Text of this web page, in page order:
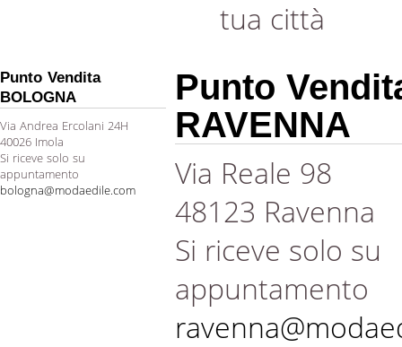
tua città
Punto Vendita
BOLOGNA
Via Andrea Ercolani 24H
40026 Imola
Si riceve solo su
appuntamento
bologna@modaedile.com
Punto
RAVENNA
Via Reale 98
48123 Ravenna
Si riceve solo su
appuntamento